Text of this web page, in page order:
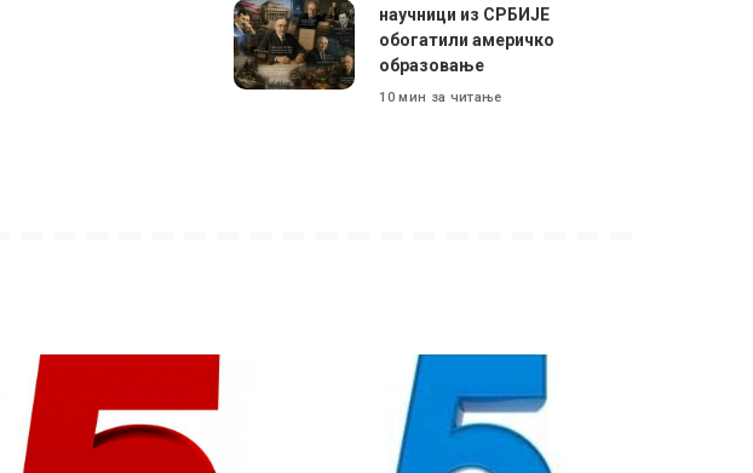
научници из СРБИЈЕ
обогатили америчко
образовање
10 мин за читање